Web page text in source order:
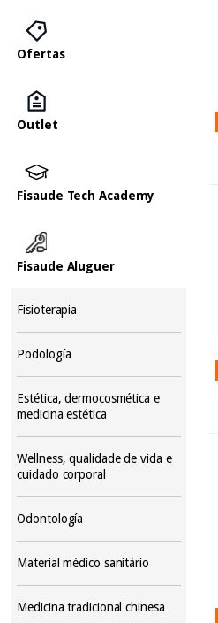
Ofertas
Outlet
Fisaude Tech Academy
Fisaude Aluguer
Fisioterapia
Podología
Estética, dermocosmética e
medicina estética
Wellness, qualidade de vida e
cuidado corporal
Odontología
Material médico sanitário
Medicina tradicional chinesa